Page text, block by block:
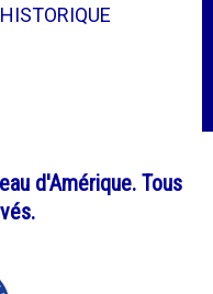
d'Amérique. Tous